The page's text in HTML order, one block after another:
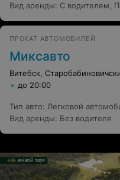
Вид аренды: С водителем
ПРОКАТ АВТОМОБИЛЕЙ
Миксавто
Витебск,
до 20:00
Тип авто: Легковой
Вид аренды: Без водителя